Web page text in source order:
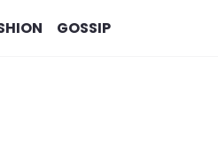
GOSSIP